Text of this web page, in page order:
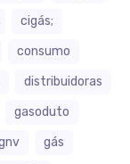
cigás;
consumo
distribuidoras
gasoduto
gás